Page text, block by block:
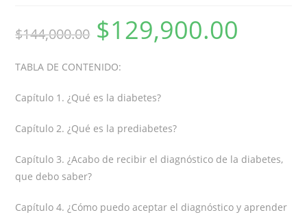
$144,000.00 $129,900.00
TABLA DE CONTENIDO:
Capítulo 1. ¿Qué es la diabetes?
Capítulo 2. ¿Qué es la prediabetes?
Capítulo 3. ¿Acabo de recibir el diagnóstico de la diabetes,
que debo saber?
Capítulo 4. ¿Cómo puedo aceptar el diagnóstico y aprender